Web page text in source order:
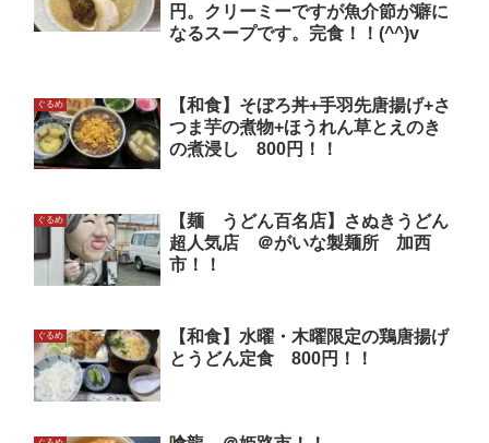
円。クリーミーですが魚介節が癖に
なるスープです。完食！！(^^)v
ぐるめ
【和食】そぼろ丼+手羽先唐揚げ+さ
つま芋の煮物+ほうれん草とえのき
の煮浸し 800円！！
ぐるめ
【麺 うどん百名店】さぬきうどん
超人気店 ＠がいな製麺所 加西
市！！
ぐるめ
【和食】水曜・木曜限定の鶏唐揚げ
とうどん定食 800円！！